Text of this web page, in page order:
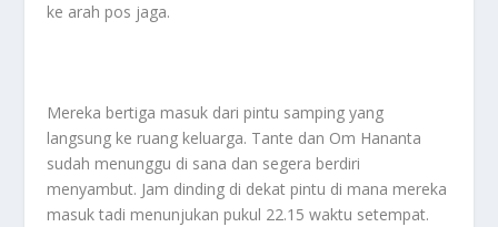
ke arah pos jaga.
Mereka bertiga masuk dari pintu samping yang
langsung ke ruang keluarga. Tante dan Om Hananta
sudah menunggu di sana dan segera berdiri
menyambut. Jam dinding di dekat pintu di mana mereka
masuk tadi menunjukan pukul 22.15 waktu setempat.